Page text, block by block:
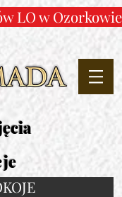
LO w Ozorkowie